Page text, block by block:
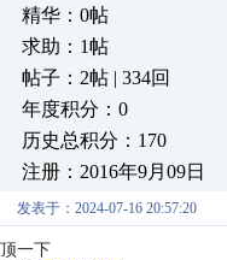
精华：0帖
求助：1帖
帖子：2帖 | 334回
年度积分：0
历史总积分：170
注册：2016年9月09日
发表于：2024-07-16 20:57:20
顶一下